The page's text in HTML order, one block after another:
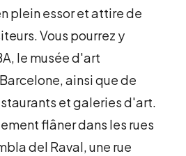
plein essor et attire de
Vous pourrez y
le musée d'art
ainsi que de
et galeries d'art.
flâner dans les rues
del Raval, une rue